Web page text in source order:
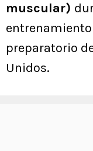
muscular)
preparatorio
Unidos.